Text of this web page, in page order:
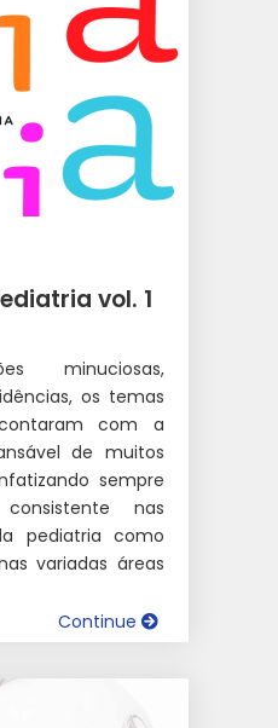
vol. 1
minuciosas,
os temas
com a
de muitos
sempre
nas
pediatria como
variadas áreas
Continue